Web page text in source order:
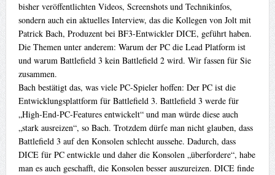
bisher veröffentlichten Videos, Screenshots und Technikinfos,
sondern auch ein aktuelles Interview, das die Kollegen von Jolt mit
Patrick Bach, Produzent bei BF3-Entwickler DICE, geführt haben.
Die Themen unter anderem: Warum der PC die Lead Platform ist
und warum Battlefield 3 kein Battlefield 2 wird. Wir fassen für Sie
zusammen.
Bach bestätigt das, was viele PC-Spieler hoffen: Der PC ist die
Entwicklungsplattform für Battlefield 3. Battlefield 3 werde für
„High-End-PC-Features entwickelt“ und man würde diese auch
„stark ausreizen“, so Bach. Trotzdem dürfe man nicht glauben, dass
Battlefield 3 auf den Konsolen schlecht aussehe. Dadurch, dass
DICE für PC entwickle und daher die Konsolen „überfordere“, habe
man es auch geschafft, die Konsolen besser auszureizen. DICE finde